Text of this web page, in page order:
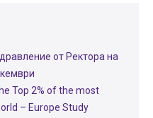
от Ректора на
Top 2% of the most
– Europe Study